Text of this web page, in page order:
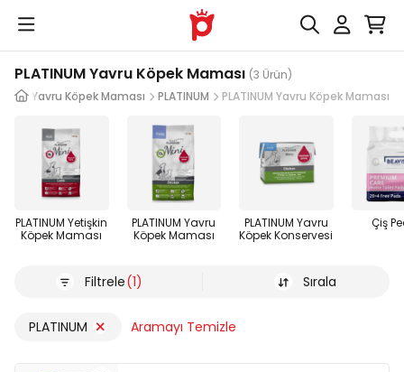
PLATINUM Yavru Köpek Maması (3 Ürün)
Yavru Köpek Maması PLATINUM PLATINUM Yavru Köpek Maması
PLATINUM Yetişkin
Köpek Maması
PLATINUM Yavru
Köpek Maması
PLATINUM Yavru
Köpek Konservesi
Çiş
Filtrele(1) Sırala
PLATINUM Aramayı Temizle